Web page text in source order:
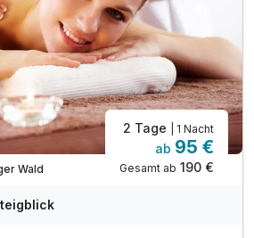
Wald
2 Tage | 1 Nacht
ab 95 €
Gesamt ab 190 €